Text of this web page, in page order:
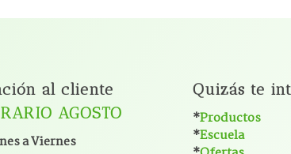
al cliente
AGOSTO
a Viernes
Quizás te
*Productos
*Escuela